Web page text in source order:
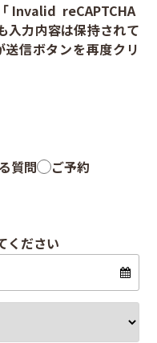
reCAPTCHA
力内容は保持されて
信ボタンを再度クリ
質問 ご予約
ください